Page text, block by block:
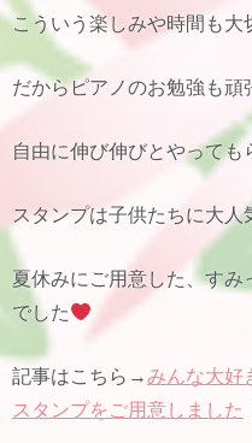
こういう楽しみや時間も大
だからピアノのお勉強も頑
自由に伸び伸びとやって
スタンプは子供たちに大人
夏休みにご用意した、す
でした
記事はこちら→みんな大好
スタンプをご用意しました